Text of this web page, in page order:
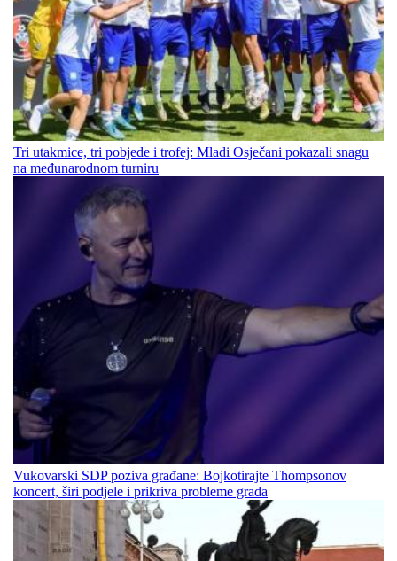
Tri utakmice, tri pobjede i trofej: Mladi Osječani pokazali snagu
na međunarodnom turniru
Vukovarski SDP poziva građane: Bojkotirajte Thompsonov
koncert, širi podjele i prikriva probleme grada